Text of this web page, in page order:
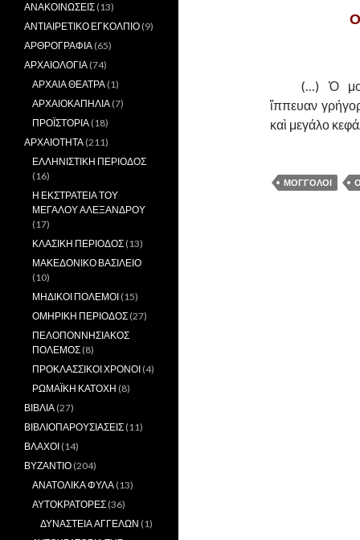
(…) Ὁ
ἵππευαν
καὶ μεγάλο
ΜΟΓΓΟΛΟΙ
ΑΝΑΚΟΙΝΩΣΕΙΣ (13)
ΑΝΤΙΑΙΡΕΤΙΚΟ ΕΓΚΟΛΠΙΟ (9)
ΑΡΘΡΟΓΡΑΦΙΑ (65)
ΑΡΧΑΙΟΛΟΓΙΑ (74)
ΑΡΧΑΙΑ ΘΕΑΤΡΑ (1)
ΑΡΧΑΙΟΚΑΠΗΛΙΑ (7)
ΠΡΟΪΣΤΟΡΙΑ (18)
ΑΡΧΑΙΟΤΗΤΑ (211)
ΕΛΛΗΝΙΣΤΙΚΗ ΠΕΡΙΟΔΟΣ
(16)
Η ΕΚΣΤΡΑΤΕΙΑ ΤΟΥ
ΜΕΓΑΛΟΥ ΑΛΕΞΑΝΔΡΟΥ
(17)
ΚΛΑΣΙΚΗ ΠΕΡΙΟΔΟΣ (13)
ΜΑΚΕΔΟΝΙΚΟ ΒΑΣΙΛΕΙΟ
(10)
ΜΗΔΙΚΟΙ ΠΟΛΕΜΟΙ (15)
ΟΜΗΡΙΚΗ ΠΕΡΙΟΔΟΣ (27)
ΠΕΛΟΠΟΝΝΗΣΙΑΚΟΣ
ΠΟΛΕΜΟΣ (8)
ΠΡΟΚΛΑΣΣΙΚΟΙ ΧΡΟΝΟΙ (4)
ΡΩΜΑΪΚΗ ΚΑΤΟΧΗ (8)
ΒΙΒΛΙΑ (27)
ΒΙΒΛΙΟΠΑΡΟΥΣΙΑΣΕΙΣ (11)
ΒΛΑΧΟΙ (14)
ΒΥΖΑΝΤΙΟ (204)
ΑΝΑΤΟΛΙΚΑ ΦΥΛΑ (13)
ΑΥΤΟΚΡΑΤΟΡΕΣ (36)
ΔΥΝΑΣΤΕΙΑ ΑΓΓΕΛΩΝ (1)